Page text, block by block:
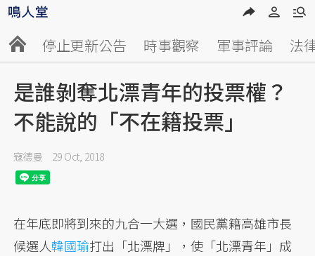
停止更新公告 時事觀察 軍事評論 法
是誰剝奪北漂青年的投票權？
不能說的「不在籍投票」
寇德曼 29 Oct, 2018
在年底即將到來的九合一大選，國民黨籍高雄市長
候選人韓國瑜打出「北漂牌」，使「北漂青年」成